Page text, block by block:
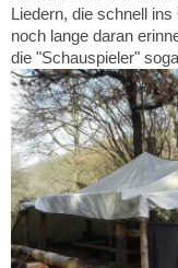
Liedern, die schnell
noch lange daran
die "Schauspieler"